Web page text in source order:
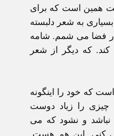
همين است که برای
به شعر دلبسته
در فضا می شمم. شامه
که ديگر از شعر
که خود را اينگونه
را زياد دوست
نباشد و نشود که می